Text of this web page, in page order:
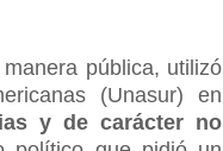
pública, utilizó
(Unasur) en
y de carácter no